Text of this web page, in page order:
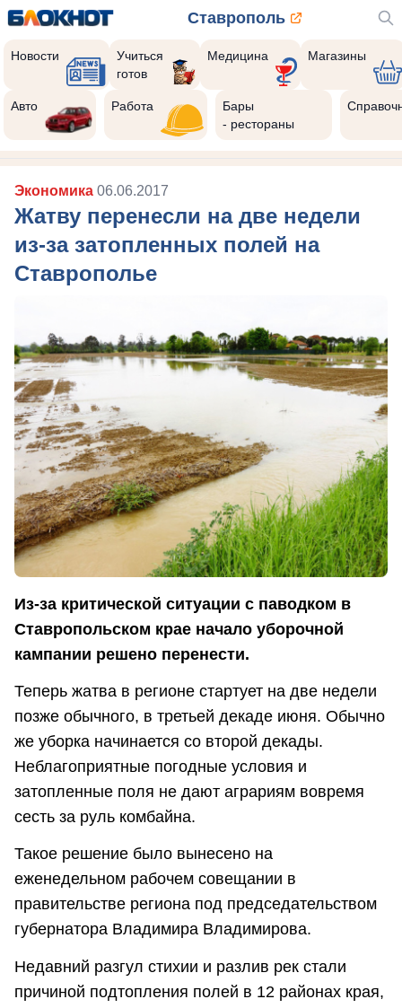
Ставрополь
Новости
Учиться
готов
Медицина Магазины
Авто Работа
Бары
- рестораны
Экономика 06.06.2017
Жатву перенесли на две недели
из-за затопленных полей на
Ставрополье
Из-за критической ситуации с паводком в
Ставропольском крае начало уборочной
кампании решено перенести.
Теперь жатва в регионе стартует на две недели
позже обычного, в третьей декаде июня. Обычно
же уборка начинается со второй декады.
Неблагоприятные погодные условия и
затопленные поля не дают аграриям вовремя
сесть за руль комбайна.
Такое решение было вынесено на
еженедельном рабочем совещании в
правительстве региона под председательством
губернатора Владимира Владимирова.
Недавний разгул стихии и разлив рек стали
причиной подтопления полей в 12 районах края,